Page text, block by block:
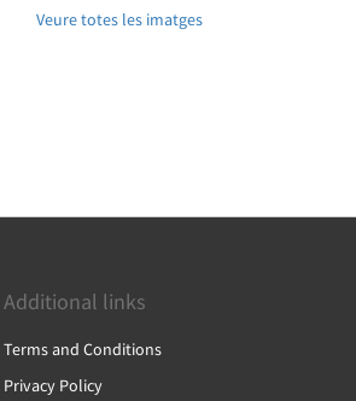
Veure totes les imatges
Additional links
Terms and Conditions
Privacy Policy